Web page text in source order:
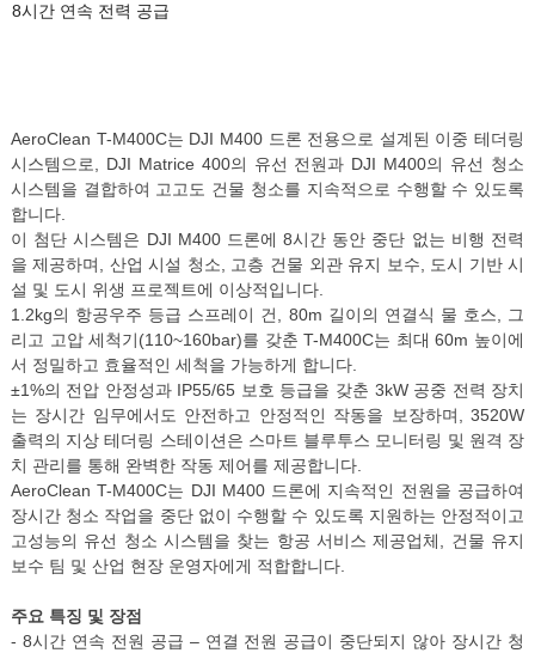
8시간 연속 전력 공급
AeroClean T-M400C는 DJI M400 드론 전용으로 설계된 이중 테더링
시스템으로, DJI Matrice 400의 유선 전원과 DJI M400의 유선 청소
시스템을 결합하여 고고도 건물 청소를 지속적으로 수행할 수 있도록
합니다.
이 첨단 시스템은 DJI M400 드론에 8시간 동안 중단 없는 비행 전력
을 제공하며, 산업 시설 청소, 고층 건물 외관 유지 보수, 도시 기반 시
설 및 도시 위생 프로젝트에 이상적입니다.
1.2kg의 항공우주 등급 스프레이 건, 80m 길이의 연결식 물 호스, 그
리고 고압 세척기(110~160bar)를 갖춘 T-M400C는 최대 60m 높이에
서 정밀하고 효율적인 세척을 가능하게 합니다.
±1%의 전압 안정성과 IP55/65 보호 등급을 갖춘 3kW 공중 전력 장치
는 장시간 임무에서도 안전하고 안정적인 작동을 보장하며, 3520W
출력의 지상 테더링 스테이션은 스마트 블루투스 모니터링 및 원격 장
치 관리를 통해 완벽한 작동 제어를 제공합니다.
AeroClean T-M400C는 DJI M400 드론에 지속적인 전원을 공급하여
장시간 청소 작업을 중단 없이 수행할 수 있도록 지원하는 안정적이고
고성능의 유선 청소 시스템을 찾는 항공 서비스 제공업체, 건물 유지
보수 팀 및 산업 현장 운영자에게 적합합니다.
주요 특징 및 장점
- 8시간 연속 전원 공급 – 연결 전원 공급이 중단되지 않아 장시간 청